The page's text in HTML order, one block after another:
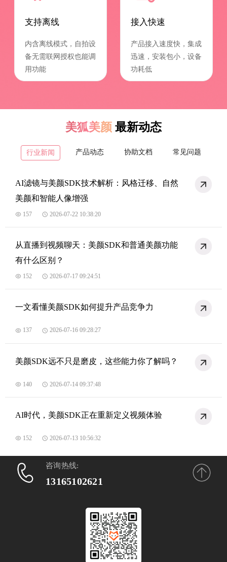
支持离线
内含离线模式，自拍设
备无需联网授权也能调
用功能
接入快速
产品接入速度快，集成
迅速，安装包小，设备
功耗低
美狐美颜 最新动态
行业新闻 产品动态 协助文档 常见问题
AI滤镜与美颜SDK技术解析：风格迁移、自然
美颜和智能人像增强
157 2026-07-22 10:38:20
从直播到视频聊天：美颜SDK和普通美颜功能
有什么区别？
152 2026-07-17 09:24:51
一文看懂美颜SDK如何提升产品竞争力
137 2026-07-16 09:28:27
美颜SDK远不只是磨皮，这些能力你了解吗？
140 2026-07-14 09:37:48
AI时代，美颜SDK正在重新定义视频体验
152 2026-07-13 10:56:32
咨询热线:
13165102621